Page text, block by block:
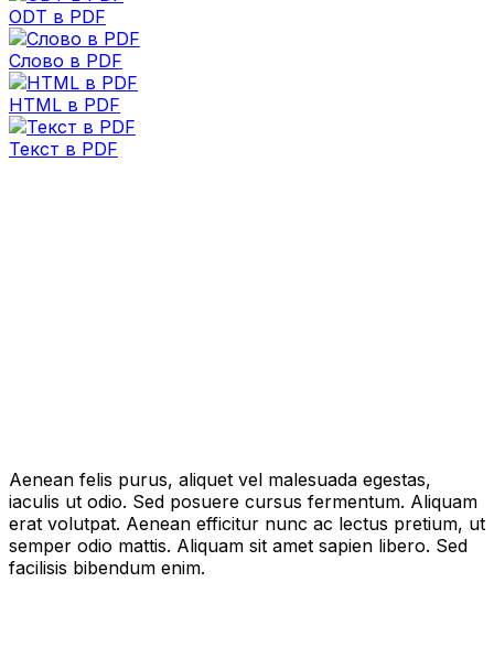
ODT в PDF
Слово в PDF
HTML в PDF
Текст в PDF
Aenean felis purus, aliquet vel malesuada egestas,
iaculis ut odio. Sed posuere cursus fermentum. Aliquam
erat volutpat. Aenean efficitur nunc ac lectus pretium, ut
semper odio mattis. Aliquam sit amet sapien libero. Sed
facilisis bibendum enim.